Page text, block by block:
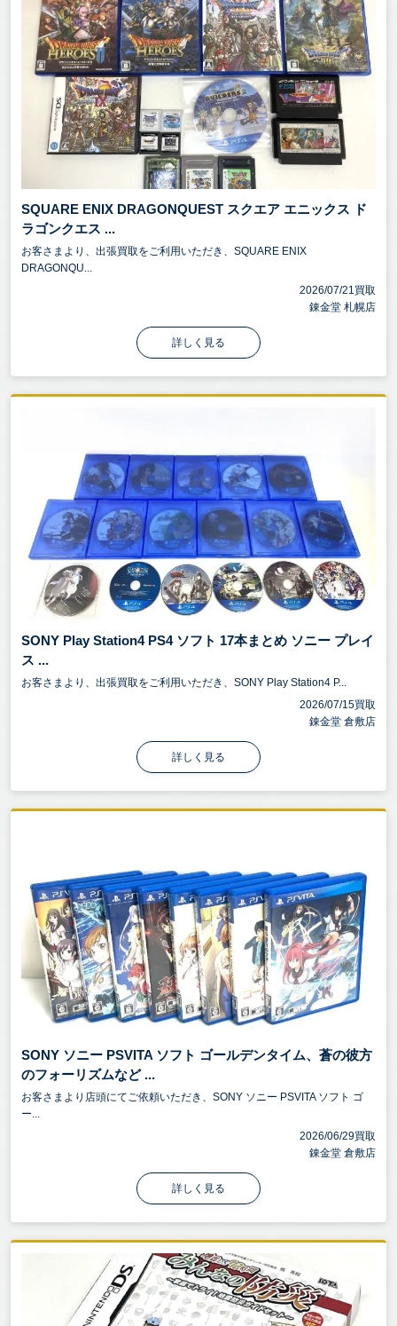
SQUARE ENIX DRAGONQUEST スクエア エニックス ド
ラゴンクエス ...
お客さまより、出張買取をご利用いただき、SQUARE ENIX
DRAGONQU...
2026/07/21買取
錬金堂 札幌店
詳しく見る
SONY Play Station4 PS4 ソフト 17本まとめ ソニー プレイ
ス ...
お客さまより、出張買取をご利用いただき、SONY Play Station4 P...
2026/07/15買取
錬金堂 倉敷店
詳しく見る
SONY ソニー PSVITA ソフト ゴールデンタイム、蒼の彼方
のフォーリズムなど ...
お客さまより店頭にてご依頼いただき、SONY ソニー PSVITA ソフト ゴ
ー...
2026/06/29買取
錬金堂 倉敷店
詳しく見る